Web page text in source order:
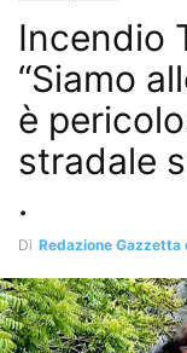
Incendio
“Siamo
è
stradale
.
Di Redazione Gazzetta